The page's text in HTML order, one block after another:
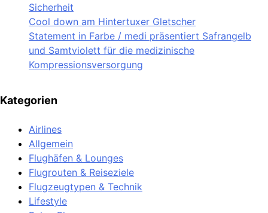
Sicherheit
Cool down am Hintertuxer Gletscher
Statement in Farbe / medi präsentiert Safrangelb
und Samtviolett für die medizinische
Kompressionsversorgung
Kategorien
Airlines
Allgemein
Flughäfen & Lounges
Flugrouten & Reiseziele
Flugzeugtypen & Technik
Lifestyle